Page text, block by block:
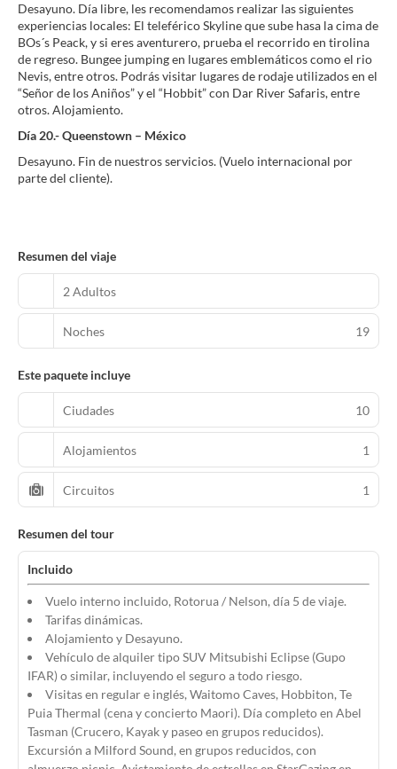
Desayuno. Día libre, les recomendamos realizar las siguientes
experiencias locales: El teleférico Skyline que sube hasa la cima de
BOs´s Peack, y si eres aventurero, prueba el recorrido en tirolina
de regreso. Bungee jumping en lugares emblemáticos como el rio
Nevis, entre otros. Podrás visitar lugares de rodaje utilizados en el
“Señor de los Aniños” y el “Hobbit” con Dar River Safaris, entre
otros. Alojamiento.
Día 20.- Queenstown – México
Desayuno. Fin de nuestros servicios. (Vuelo internacional por
parte del cliente).
Resumen del viaje
2 Adultos
Noches 19
Este paquete incluye
Ciudades 10
Alojamientos 1
Circuitos 1
Resumen del tour
Incluido
Vuelo interno incluido, Rotorua / Nelson, día 5 de viaje.
Tarifas dinámicas.
Alojamiento y Desayuno.
Vehículo de alquiler tipo SUV Mitsubishi Eclipse (Gupo
IFAR) o similar, incluyendo el seguro a todo riesgo.
Visitas en regular e inglés, Waitomo Caves, Hobbiton, Te
Puia Thermal (cena y concierto Maori). Día completo en Abel
Tasman (Crucero, Kayak y paseo en grupos reducidos).
Excursión a Milford Sound, en grupos reducidos, con